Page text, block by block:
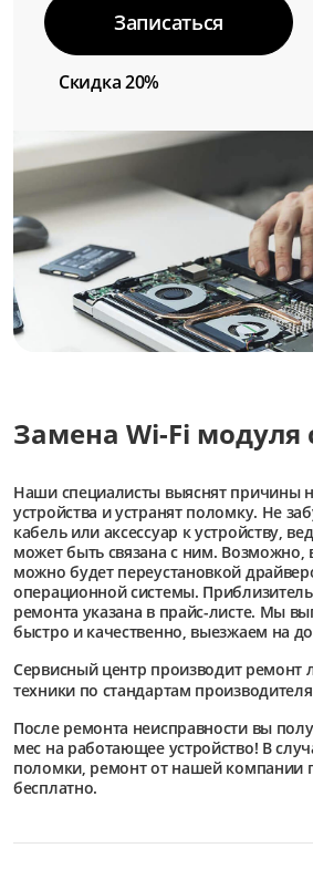
Записаться
Скидка 20%
Замена Wi-Fi модуля
Наши специалисты выяснят причины
устройства и устранят поломку. Не
кабель или аксессуар к устройству,
может быть связана с ним. Возможно,
можно будет переустановкой
операционной системы.
ремонта указана в прайс-листе. Мы
быстро и качественно, выезжаем на
Сервисный центр производит
техники по стандартам
После ремонта неисправности вы
мес на работающее устройство! В
поломки, ремонт от нашей компании
бесплатно.